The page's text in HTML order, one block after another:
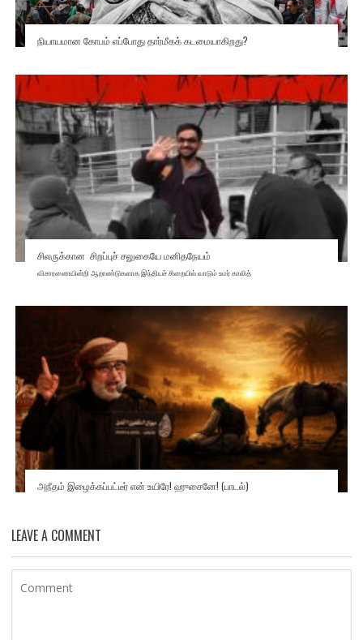
நியாயமான கோபம் எப்போது தார்மீகக் கடமையாகிறது?
சிலருக்கான சிறப்புச் சலுகையே மனிதநேயம்
விசாரணையின்றி ஆறாண்டுகளாக இந்தியச் சிறையில் வாடும் உமர் காலித்
அநீதம் இழைக்கப்பட்டீர் என் உயிரே! ஹுசைனே! (பாடல்)
LEAVE A COMMENT